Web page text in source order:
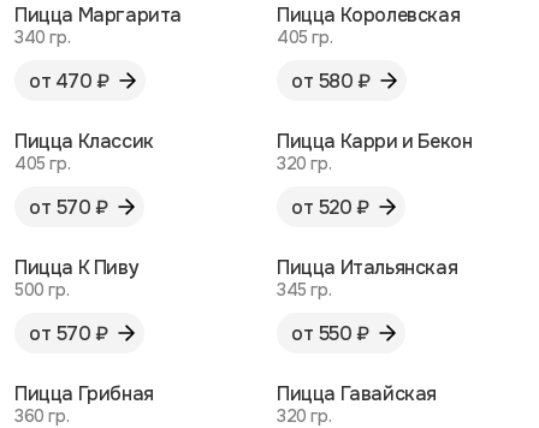
Пицца Маргарита
340 гр.
от 470 ₽
Пицца Королевская
405 гр.
от 580 ₽
Пицца Классик
405 гр.
от 570 ₽
Пицца Карри и Бекон
320 гр.
от 520 ₽
Пицца К Пиву
500 гр.
от 570 ₽
Пицца Итальянская
345 гр.
от 550 ₽
Пицца Грибная
360 гр.
Пицца Гавайская
320 гр.